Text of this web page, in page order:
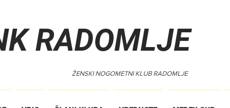
RADOMLJE
ŽENSKI NOGOMETNI KLUB RADOMLJE